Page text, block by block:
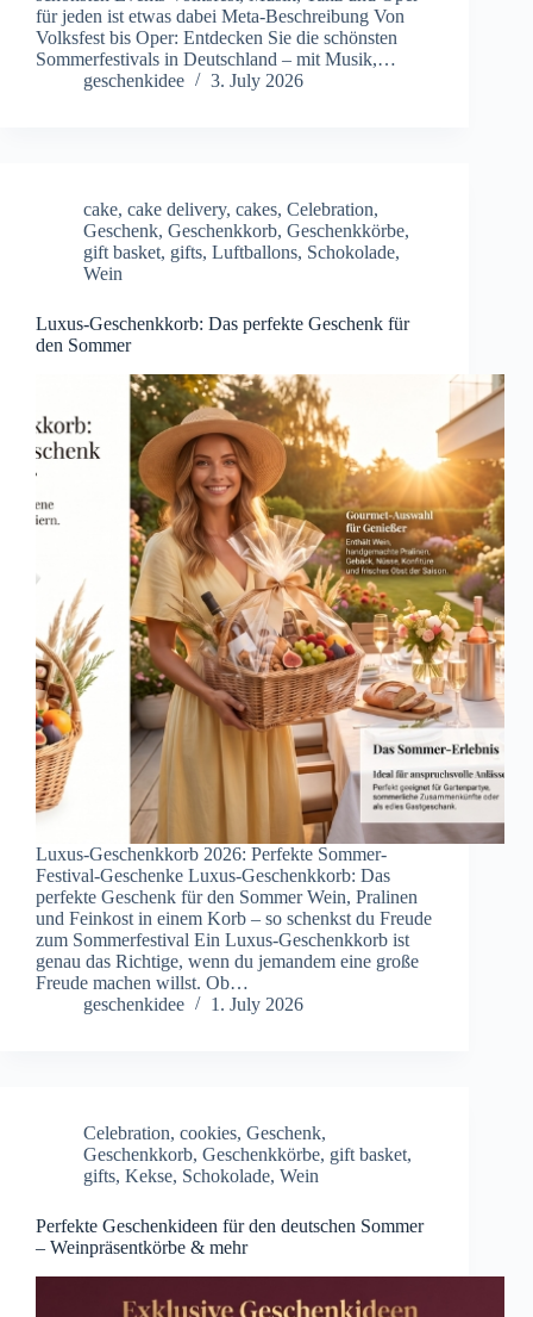
für jeden ist etwas dabei Meta-Beschreibung Von
Volksfest bis Oper: Entdecken Sie die schönsten
Sommerfestivals in Deutschland – mit Musik,…
geschenkidee
3. July 2026
cake, cake delivery, cakes, Celebration,
Geschenk, Geschenkkorb, Geschenkkörbe,
gift basket, gifts, Luftballons, Schokolade,
Wein
Luxus-Geschenkkorb: Das perfekte Geschenk für
den Sommer
Luxus-Geschenkkorb 2026: Perfekte Sommer-
Festival-Geschenke Luxus-Geschenkkorb: Das
perfekte Geschenk für den Sommer Wein, Pralinen
und Feinkost in einem Korb – so schenkst du Freude
zum Sommerfestival Ein Luxus-Geschenkkorb ist
genau das Richtige, wenn du jemandem eine große
Freude machen willst. Ob…
geschenkidee
1. July 2026
Celebration, cookies, Geschenk,
Geschenkkorb, Geschenkkörbe, gift basket,
gifts, Kekse, Schokolade, Wein
Perfekte Geschenkideen für den deutschen Sommer
– Weinpräsentkörbe & mehr